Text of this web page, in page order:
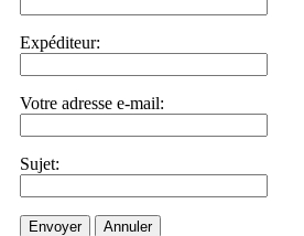
Expéditeur:
Votre adresse e-mail:
Sujet:
Envoyer Annuler